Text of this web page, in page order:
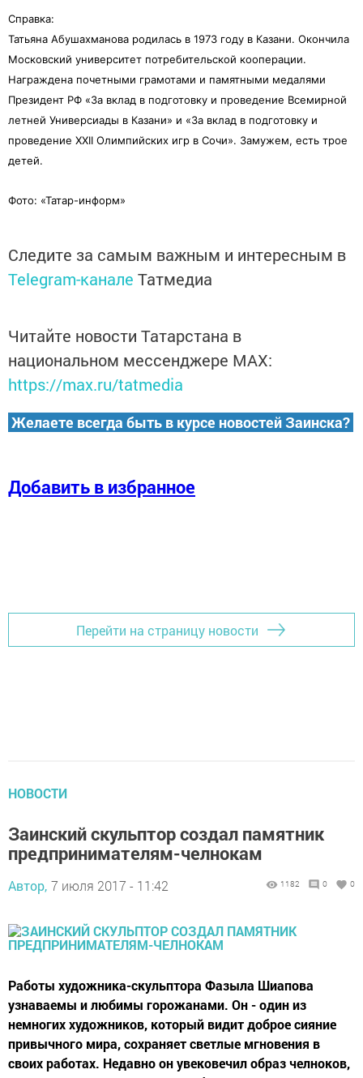
Справка:
Татьяна Абушахманова родилась в 1973 году в Казани. Окончила
Московский университет потребительской кооперации.
Награждена почетными грамотами и памятными медалями
Президент РФ «За вклад в подготовку и проведение Всемирной
летней Универсиады в Казани» и «За вклад в подготовку и
проведение XXII Олимпийских игр в Сочи». Замужем, есть трое
детей.
Фото: «Татар-информ»
Следите за самым важным и интересным в
Telegram-канале Татмедиа
Читайте новости Татарстана в
национальном мессенджере MАХ:
https://max.ru/tatmedia
Желаете всегда быть в курсе новостей Заинска?
Добавить в избранное
Перейти на страницу новости
НОВОСТИ
Заинский скульптор создал памятник
предпринимателям-челнокам
Автор, 7 июля 2017 - 11:42 1182 0 0
Работы художника-скульптора Фазыла Шиапова
узнаваемы и любимы горожанами. Он - один из
немногих художников, который видит доброе сияние
привычного мира, сохраняет светлые мгновения в
своих работах. Недавно он увековечил образ челноков,